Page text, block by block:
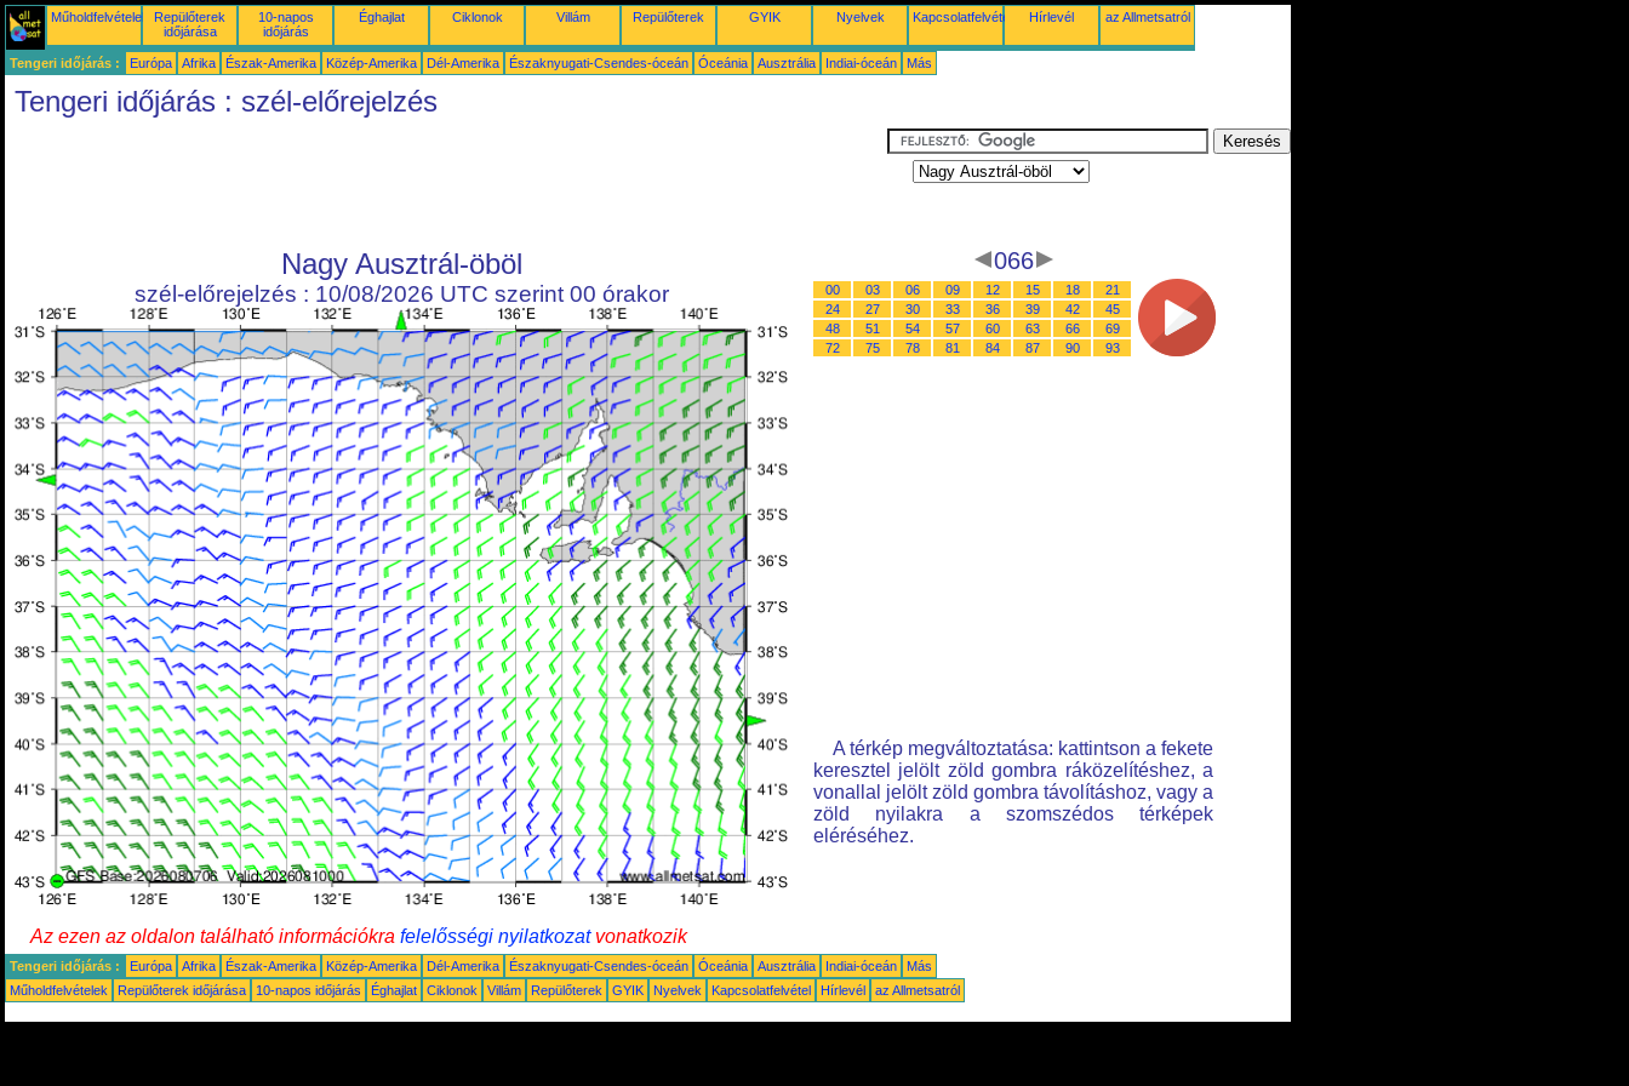
Műholdfelvételek
Repülőterek
időjárása
10-napos
időjárás
Éghajlat Ciklonok Villám Repülőterek GYIK Nyelvek Kapcsolatfelvétel Hírlevél az Allmetsatról
Tengeri időjárás : Európa Afrika Észak-Amerika Közép-Amerika Dél-Amerika Északnyugati-Csendes-óceán Óceánia Ausztrália Indiai-óceán Más
Tengeri időjárás : szél-előrejelzés
Nagy Ausztrál-öböl
szél-előrejelzés : 10/08/2026 UTC szerint 00 órakor
066
00 03 06 09 12 15 18
21
24
27 30 33 36 39 42
45
48
51 54 57 60 63 66
69
72
75 78 81 84 87 90 93
A térkép megváltoztatása: kattintson a fekete
keresztel jelölt zöld gombra ráközelítéshez, a
vonallal jelölt zöld gombra távolításhoz, vagy a
zöld nyilakra a szomszédos térképek
eléréséhez.
Az ezen az oldalon található információkra felelősségi nyilatkozatvonatkozik
Tengeri időjárás : Európa Afrika Észak-Amerika Közép-Amerika Dél-Amerika Északnyugati-Csendes-óceán Óceánia Ausztrália Indiai-óceán
Más
Műholdfelvételek
Repülőterek időjárása 10-napos időjárás Éghajlat Ciklonok Villám Repülőterek GYIK Nyelvek Kapcsolatfelvétel Hírlevél az Allmetsatról